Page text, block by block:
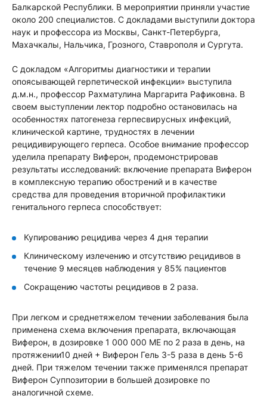
Балкарской Республики. В мероприятии приняли участие
около 200 специалистов. С докладами выступили доктора
наук и профессора из Москвы, Санкт-Петербурга,
Махачкалы, Нальчика, Грозного, Ставрополя и Сургута.
С докладом «Алгоритмы диагностики и терапии
опоясывающей герпетической инфекции» выступила
д.м.н., профессор Рахматулина Маргарита Рафиковна. В
своем выступлении лектор подробно остановилась на
особенностях патогенеза герпесвирусных инфекций,
клинической картине, трудностях в лечении
рецидивирующего герпеса. Особое внимание профессор
уделила препарату Виферон, продемонстрировав
результаты исследований: включение препарата Виферон
в комплексную терапию обострений и в качестве
средства для проведения вторичной профилактики
генитального герпеса способствует:
Купированию рецидива через 4 дня терапии
Клиническому излечению и отсутствию рецидивов в
течение 9 месяцев наблюдения у 85% пациентов
Сокращению частоты рецидивов в 2 раза.
При легком и среднетяжелом течении заболевания была
применена схема включения препарата, включающая
Виферон, в дозировке 1 000 000 МЕ по 2 раза в день, на
протяжении10 дней + Виферон Гель 3-5 раза в день 5-6
дней. При тяжелом течении также применялся препарат
Виферон Суппозитории в большей дозировке по
аналогичной схеме.